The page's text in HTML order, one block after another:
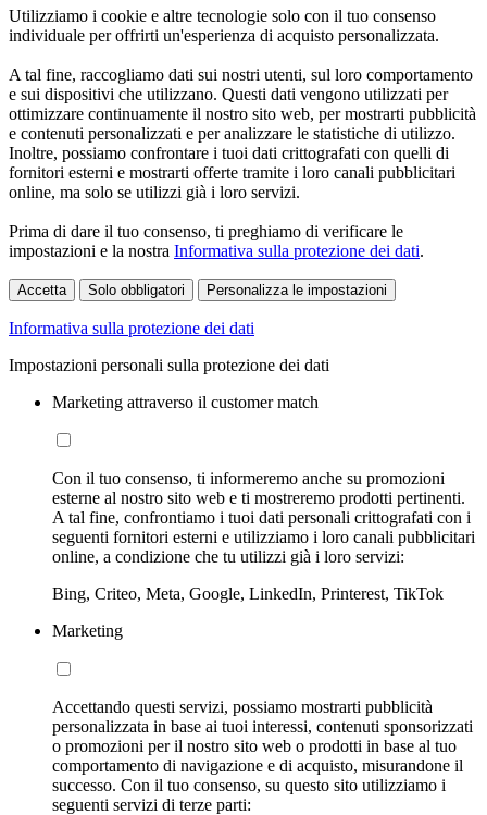
Utilizziamo i cookie e altre tecnologie solo con il tuo consenso
individuale per offrirti un'esperienza di acquisto personalizzata.
A tal fine, raccogliamo dati sui nostri utenti, sul loro comportamento
e sui dispositivi che utilizzano. Questi dati vengono utilizzati per
ottimizzare continuamente il nostro sito web, per mostrarti pubblicità
e contenuti personalizzati e per analizzare le statistiche di utilizzo.
Inoltre, possiamo confrontare i tuoi dati crittografati con quelli di
fornitori esterni e mostrarti offerte tramite i loro canali pubblicitari
online, ma solo se utilizzi già i loro servizi.
Prima di dare il tuo consenso, ti preghiamo di verificare le
impostazioni e la nostra Informativa sulla protezione dei dati.
Accetta Solo obbligatori Personalizza le impostazioni
Informativa sulla protezione dei dati
Impostazioni personali sulla protezione dei dati
Marketing attraverso il customer match
Con il tuo consenso, ti informeremo anche su promozioni
esterne al nostro sito web e ti mostreremo prodotti pertinenti.
A tal fine, confrontiamo i tuoi dati personali crittografati con i
seguenti fornitori esterni e utilizziamo i loro canali pubblicitari
online, a condizione che tu utilizzi già i loro servizi:
Bing, Criteo, Meta, Google, LinkedIn, Printerest, TikTok
Marketing
Accettando questi servizi, possiamo mostrarti pubblicità
personalizzata in base ai tuoi interessi, contenuti sponsorizzati
o promozioni per il nostro sito web o prodotti in base al tuo
comportamento di navigazione e di acquisto, misurandone il
successo. Con il tuo consenso, su questo sito utilizziamo i
seguenti servizi di terze parti: